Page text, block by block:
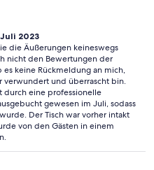
2023
die Äußerungen keineswegs
nicht den Bewertungen der
keine Rückmeldung an mich,
verwundert und überrascht bin.
durch eine professionelle
gewesen im Juli, sodass
Der Tisch war vorher intakt
von den Gästen in einem